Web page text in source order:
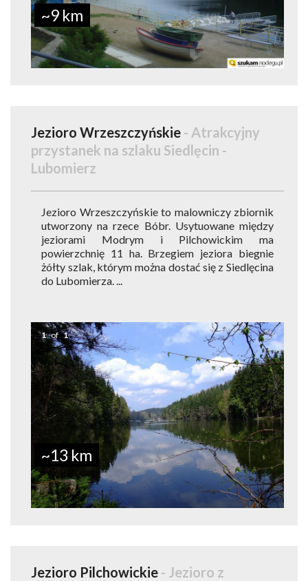
~9 km
Jezioro Wrzeszczyńskie - Atrakcyjny
przystanek na szlaku Siedlęcin -
Lubomierz
Jezioro Wrzeszczyńskie to malowniczy zbiornik
utworzony na rzece Bóbr. Usytuowane między
jeziorami Modrym i Pilchowickim ma
powierzchnię 11 ha. Brzegiem jeziora biegnie
żółty szlak, którym można dostać się z Siedlęcina
do Lubomierza. ...
1 of 1
~13 km
Jezioro Pilchowickie - Jezioro z